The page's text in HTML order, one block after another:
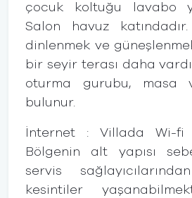
çocuk koltuğu lavabo
Salon havuz
dinlenmek ve
bir seyir terası daha
oturma gurubu, masa
bulunur.
İnternet : Villada Wi-fi
Bölgenin alt yapısı
servis
kesintiler